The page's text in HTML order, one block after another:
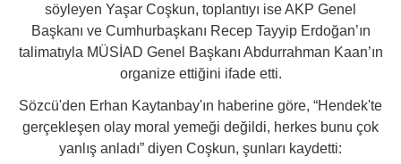
söyleyen Yaşar Coşkun, toplantıyı ise AKP Genel
Başkanı ve Cumhurbaşkanı Recep Tayyip Erdoğan’ın
talimatıyla MÜSİAD Genel Başkanı Abdurrahman Kaan’ın
organize ettiğini ifade etti.
Sözcü'den Erhan Kaytanbay'ın haberine göre, “Hendek'te
gerçekleşen olay moral yemeği değildi, herkes bunu çok
yanlış anladı” diyen Coşkun, şunları kaydetti: